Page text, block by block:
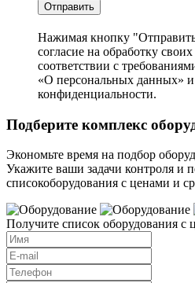
Отправить
Нажимая кнопку
согласие на обработку
соответствии с
«О персональных данных»
конфиденциальности.
Подберите комплекс
Экономьте время на подбор
Укажите ваши задачи контроля и
списокоборудования с ценами и
Получите список оборудования с